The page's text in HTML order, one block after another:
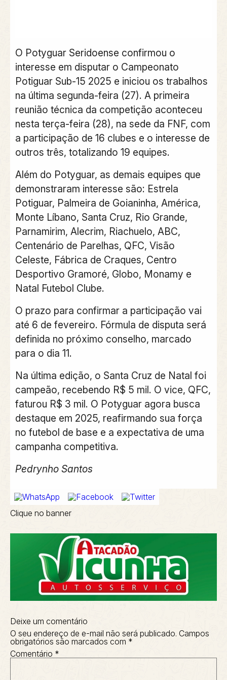
O Potyguar Seridoense confirmou o
interesse em disputar o Campeonato
Potiguar Sub-15 2025 e iniciou os trabalhos
na última segunda-feira (27). A primeira
reunião técnica da competição aconteceu
nesta terça-feira (28), na sede da FNF, com
a participação de 16 clubes e o interesse de
outros três, totalizando 19 equipes.
Além do Potyguar, as demais equipes que
demonstraram interesse são: Estrela
Potiguar, Palmeira de Goianinha, América,
Monte Líbano, Santa Cruz, Rio Grande,
Parnamirim, Alecrim, Riachuelo, ABC,
Centenário de Parelhas, QFC, Visão
Celeste, Fábrica de Craques, Centro
Desportivo Gramoré, Globo, Monamy e
Natal Futebol Clube.
O prazo para confirmar a participação vai
até 6 de fevereiro. Fórmula de disputa será
definida no próximo conselho, marcado
para o dia 11.
Na última edição, o Santa Cruz de Natal foi
campeão, recebendo R$ 5 mil. O vice, QFC,
faturou R$ 3 mil. O Potyguar agora busca
destaque em 2025, reafirmando sua força
no futebol de base e a expectativa de uma
campanha competitiva.
Pedrynho Santos
Clique no banner
Deixe um comentário
O seu endereço de e-mail não será publicado. Campos
obrigatórios são marcados com *
Comentário *